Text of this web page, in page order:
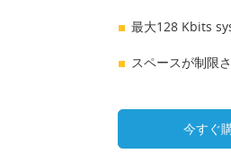
最大128 Kbits
スペースが制限
今すぐ